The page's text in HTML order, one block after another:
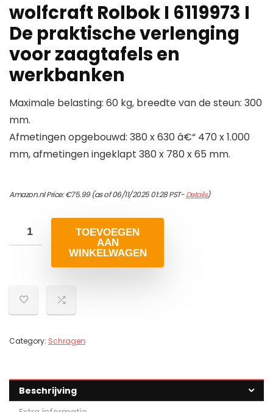
wolfcraft Rolbok I 6119973 I
De praktische verlenging
voor zaagtafels en
werkbanken
Maximale belasting: 60 kg, breedte van de steun: 300
mm.
Afmetingen opgebouwd: 380 x 630 â€“ 470 x 1.000
mm, afmetingen ingeklapt 380 x 780 x 65 mm.
Amazon.nl Price:€75.99(as of 06/11/2025 01:28 PST-Details)
TOEVOEGEN
AAN
WINKELWAGEN
Category: Schragen
Beschrijving